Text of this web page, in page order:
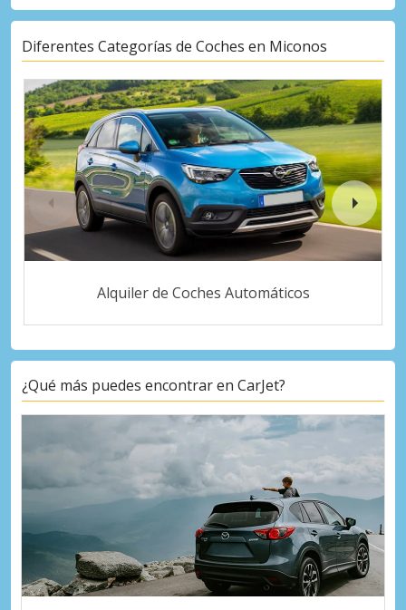
Diferentes Categorías de Coches en Miconos
Alquiler de Coches Automáticos
¿Qué más puedes encontrar en CarJet?